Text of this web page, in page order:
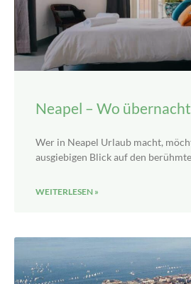
Neapel – Wo
Wer in Neapel Urlaub macht,
ausgiebigen Blick auf den
WEITERLESEN »